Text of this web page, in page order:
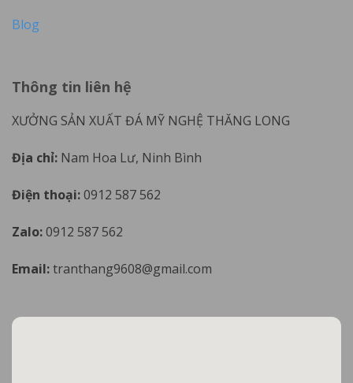
Blog
Thông tin liên hệ
XƯỞNG SẢN XUẤT ĐÁ MỸ NGHỆ THĂNG LONG
Địa chỉ: Nam Hoa Lư, Ninh Bình
Điện thoại:0912 587 562
Zalo:0912 587 562
Email:tranthang9608@gmail.com